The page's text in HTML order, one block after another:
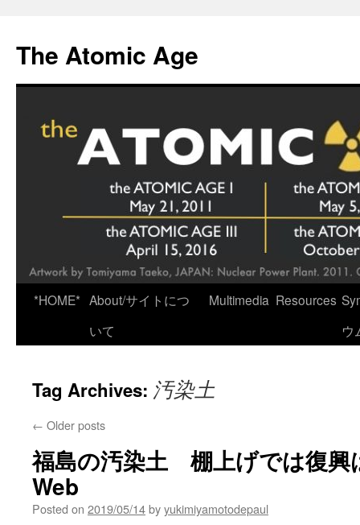
content
The Atomic Age
*HOME* About/サイトにつ
いて
Multimedia Resources
ウ
Tag Archives: 汚染土
← Older posts
福島の汚染土 棚上げでは復興
Web
Posted on 2019/05/14byyukimiyamotodepaul